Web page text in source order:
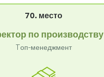
70. место
по производству
Tоп-менеджмент